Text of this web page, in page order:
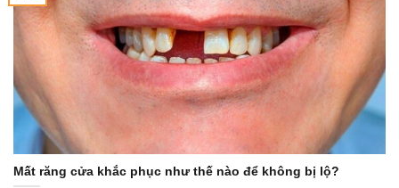
Mất răng cửa khắc phục như thế nào để không bị lộ?